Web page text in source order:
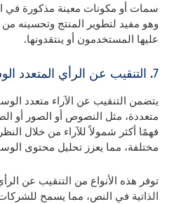
سمات أو مكونات معينة مذكورة في
وهو مفيد لتطوير المنتج وتحسينه
عليها المستخدمون أو ينتقدونها.
7. التنقيب عن الرأي المتعدد الوسائط
يتضمن التنقيب عن الآراء متعدد
متعددة، مثل النصوص أو الصور أو
فهمًا أكثر شمولاً للآراء من خلال
مختلفة، مما يعزز تحليل محتوى
توفر هذه الأنواع من التنقيب عن
الذاتية في النص، مما يسمح